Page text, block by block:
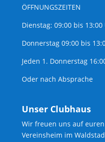
ÖFFNUNGSZEITEN
Dienstag: 09:00 bis 13:00
Donnerstag 09:00 bis
Jeden 1. Donnerstag
Oder nach Absprache
Unser Clubhaus
Wir freuen uns auf euren
Vereinsheim im